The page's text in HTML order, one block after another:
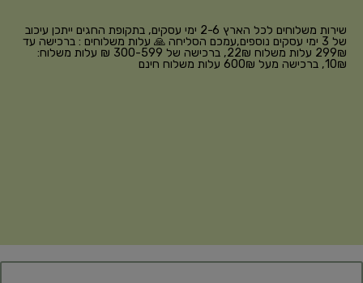
שירות משלוחים לכל הארץ 2-6 ימי עסקים, בתקופת החגים ייתכן עיכוב
של 3 ימי עסקים נוספים,עמכם הסליחה 🙏 עלות משלוחים : ברכישה עד
299₪ עלות משלוח 22₪, ברכישה של 300-599 ₪ עלות משלוח:
10₪, ברכישה מעל 600₪ עלות משלוח חינם